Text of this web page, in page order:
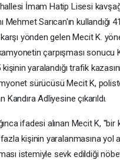
İmam Hatip Lisesi
Mehmet Sarıcan'ın kullandığı
yönden gelen Mecit K.
çarpışması sonucu
yaralandığı trafik
sürücüsü Mecit K,
Adliyesine çıkarıldı.
ifadesi alınan Mecit K, ''bir
kişinin yaralanmasına yol
istemiyle sevk edildiği